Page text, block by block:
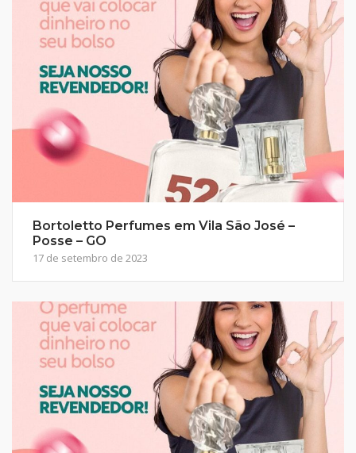
Bortoletto Perfumes em Vila São José –
Posse – GO
17 de setembro de 2023